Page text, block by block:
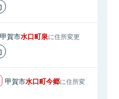
甲賀市水口町泉に住所変更
甲賀市水口町今郷に住所変